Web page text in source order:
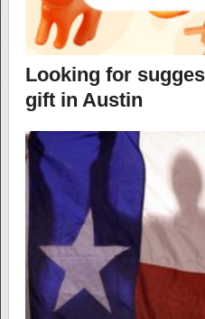
Looking for
gift in Austin